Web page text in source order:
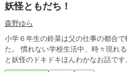
妖怪ともだち！
森野ゆら
小学６年生の鈴菜は父の仕事の都合
た。 慣れない学校生活中、時々現れ
と妖怪のドキドキほんわかなお話です